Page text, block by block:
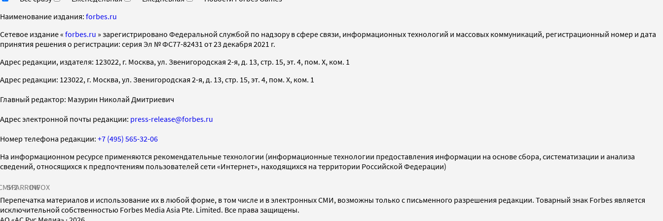
Наименование издания: forbes.ru
Cетевое издание « forbes.ru » зарегистрировано Федеральной службой по надзору в сфере связи, информационных технологий и массовых коммуникаций, регистрационный номер и дата
принятия решения о регистрации: серия Эл № ФС77-82431 от 23 декабря 2021 г.
Адрес редакции, издателя: 123022, г. Москва, ул. Звенигородская 2-я, д. 13, стр. 15, эт. 4, пом. X, ком. 1
Адрес редакции: 123022, г. Москва, ул. Звенигородская 2-я, д. 13, стр. 15, эт. 4, пом. X, ком. 1
Главный редактор: Мазурин Николай Дмитриевич
Адрес электронной почты редакции: press-release@forbes.ru
Номер телефона редакции: +7 (495) 565-32-06
На информационном ресурсе применяются рекомендательные технологии (информационные технологии предоставления информации на основе сбора, систематизации и анализа
сведений, относящихся к предпочтениям пользователей сети «Интернет», находящихся на территории Российской Федерации)
SPARROWINFOX
Перепечатка материалов и использование их в любой форме, в том числе и в электронных СМИ, возможны только с письменного разрешения редакции. Товарный знак Forbes является
исключительной собственностью Forbes Media Asia Pte. Limited. Все права защищены.